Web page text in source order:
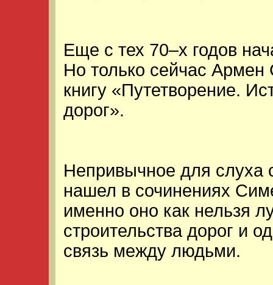
Еще с тех 70–х годов
Но только сейчас Армен
книгу «Путетворение.
дорог».
Непривычное для слуха
нашел в сочинениях
именно оно как нельзя
строительства дорог и
связь между людьми.